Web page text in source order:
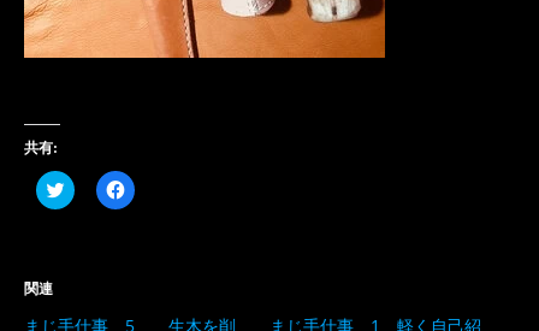
共有:
ク
リ
Facebook
で
関連
まじ手仕事 5 生木を削 まじ手仕事 1 軽く自己紹